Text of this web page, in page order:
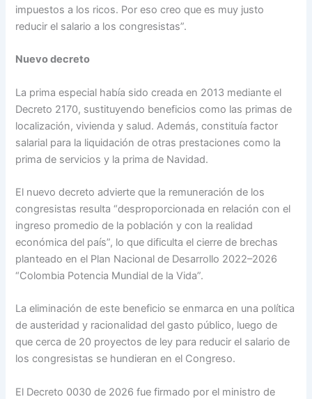
impuestos a los ricos. Por eso creo que es muy justo
reducir el salario a los congresistas”.
Nuevo decreto
La prima especial había sido creada en 2013 mediante el
Decreto 2170, sustituyendo beneficios como las primas de
localización, vivienda y salud. Además, constituía factor
salarial para la liquidación de otras prestaciones como la
prima de servicios y la prima de Navidad.
El nuevo decreto advierte que la remuneración de los
congresistas resulta “desproporcionada en relación con el
ingreso promedio de la población y con la realidad
económica del país”, lo que dificulta el cierre de brechas
planteado en el Plan Nacional de Desarrollo 2022–2026
“Colombia Potencia Mundial de la Vida”.
La eliminación de este beneficio se enmarca en una política
de austeridad y racionalidad del gasto público, luego de
que cerca de 20 proyectos de ley para reducir el salario de
los congresistas se hundieran en el Congreso.
El Decreto 0030 de 2026 fue firmado por el ministro de